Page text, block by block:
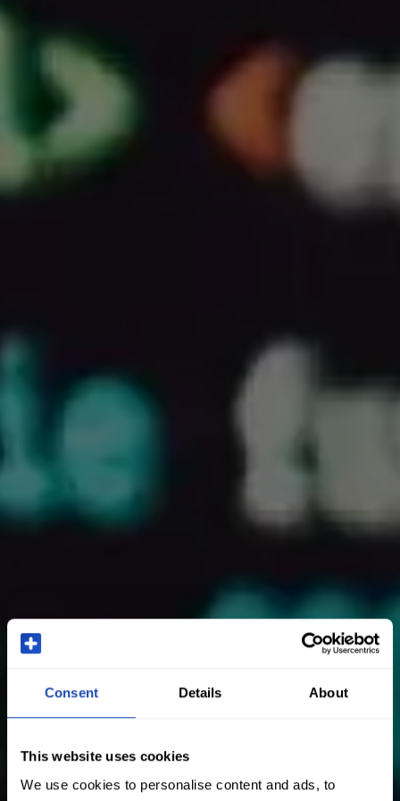
Consent Details About
This website uses cookies
We use cookies to personalise content and ads, to